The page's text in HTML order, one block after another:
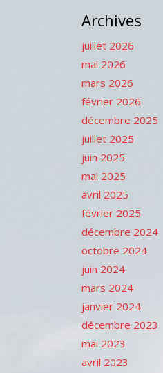
Archives
juillet 2026
mai 2026
mars 2026
février 2026
décembre 2025
juillet 2025
juin 2025
mai 2025
avril 2025
février 2025
décembre 2024
octobre 2024
juin 2024
mars 2024
janvier 2024
décembre 2023
mai 2023
avril 2023